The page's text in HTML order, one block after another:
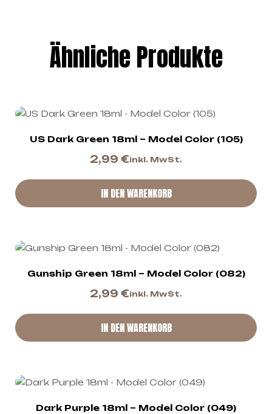
Ähnliche Produkte
US Dark Green 18ml – Model Color (105)
2,99 €inkl. MwSt.
IN DEN WARENKORB
Gunship Green 18ml – Model Color (082)
2,99 €inkl. MwSt.
IN DEN WARENKORB
Dark Purple 18ml – Model Color (049)